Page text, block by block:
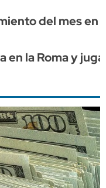
del mes en
en la Roma y